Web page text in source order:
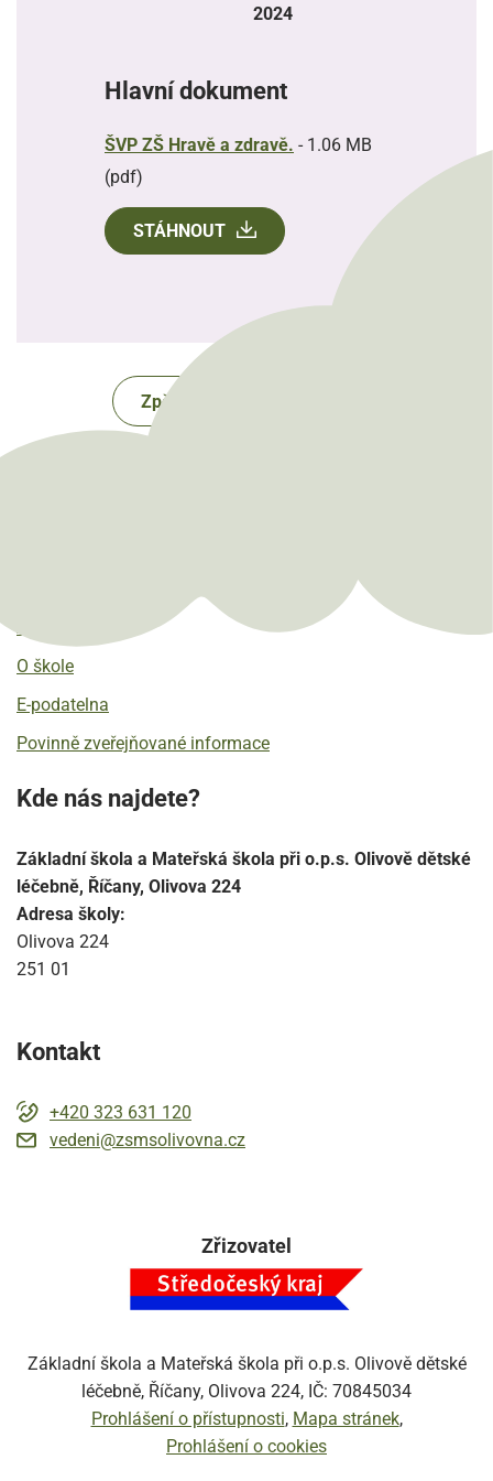
2024
Hlavní dokument
ŠVP ZŠ Hravě a zdravě. - 1.06 MB
(pdf)
STÁHNOUT
Zpět na úřední desku
Aktuality
O škole
E-podatelna
Povinně zveřejňované informace
Kde nás najdete?
Základní škola a Mateřská škola při o.p.s. Olivově dětské
léčebně, Říčany, Olivova 224
Adresa školy:
Olivova 224
251 01
Kontakt
+420 323 631 120
vedeni@zsmsolivovna.cz
Zřizovatel
Základní škola a Mateřská škola při o.p.s. Olivově dětské
léčebně, Říčany, Olivova 224, IČ: 70845034
Prohlášení o přístupnosti Mapa stránek
Prohlášení o cookies